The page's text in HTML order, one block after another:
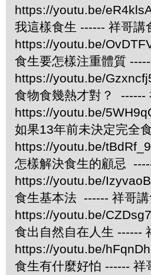
https://youtu.be/
我這樣食生 ------ 祥哥講
https://youtu.be/
食生要怎樣注重體質
https://youtu.be/
食物食幾熱才對？ ------
https://youtu.be/
如果13年前未決定完全
https://youtu.be/
怎樣解決食生的顧忌
https://youtu.be/
食生基本法 ------ 祥哥
https://youtu.be/
食出自然自在人生 ------
https://youtu.be/
食生有什麼好怕 ------ 祥